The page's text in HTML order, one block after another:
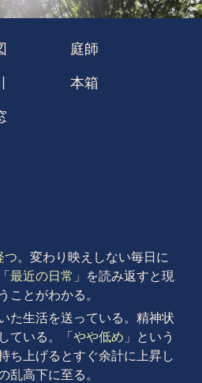
庭師
本箱
つ。変わり映えしない毎日に
最近の日常 」を読み返すと現
ことがわかる。
た生活を送っている。精神状
ている。「 やや低め 」という
ち上げるとすぐ余計に上昇し
乱高下に至る。